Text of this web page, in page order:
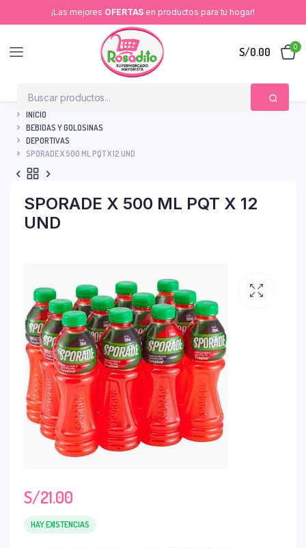
¡Las mejores OFERTAS en productos para tu hogar!
S/0.00 0
INICIO
BEBIDAS Y GOLOSINAS
DEPORTIVAS
SPORADE X 500 ML PQT X 12 UND
SPORADE X 500 ML PQT X 12
UND
S/21.00
HAY EXISTENCIAS